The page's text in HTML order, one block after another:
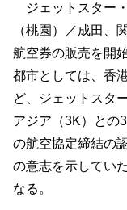
ジェットスター
（桃園）／成田、
航空券の販売を開
都市としては、香
ど、ジェットスタ
アジア（3K）との
の航空協定締結の
の意志を示してい
なる。